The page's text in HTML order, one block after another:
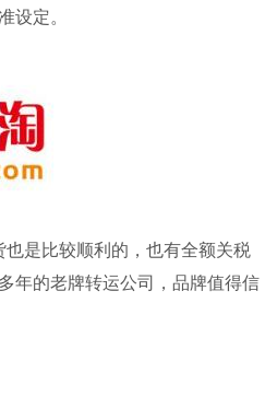
设定。
是比较顺利的，也有全额关税
年的老牌转运公司
，品牌值得信